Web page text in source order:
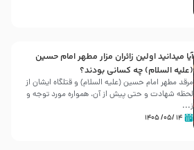
آیا میدانید اولین زائران مزار مطهر امام حسین
(علیه السلام) چه کسانی بودند؟
مرقد مطهر امام حسین (علیه السلام) و قتلگاه ایشان از
لحظه شهادت و حتی پیش از آن، همواره مورد توجه و
ز...
۱۴ /۰۵/ ۱۴۰۵